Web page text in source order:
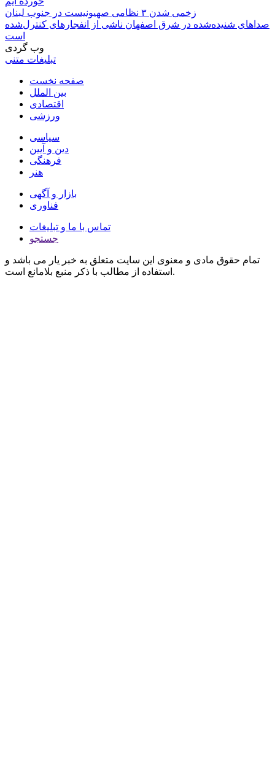
زخمی شدن ۳ نظامی صهیونیست در جنوب لبنان
صداهای شنیده‌شده در شرق اصفهان ناشی از انفجارهای کنترل‌شده
است
وب گردی
تبلیغات متنی
صفحه نخست
بین الملل
اقتصادی
ورزشی
سیاسی
دین و آیین
فرهنگی
هنر
بازار و آگهی
فناوری
تماس با ما و تبلیغات
جستجو
تمام حقوق مادی و معنوی این سایت متعلق به خبر یار می باشد و
استفاده از مطالب با ذکر منبع بلامانع است.